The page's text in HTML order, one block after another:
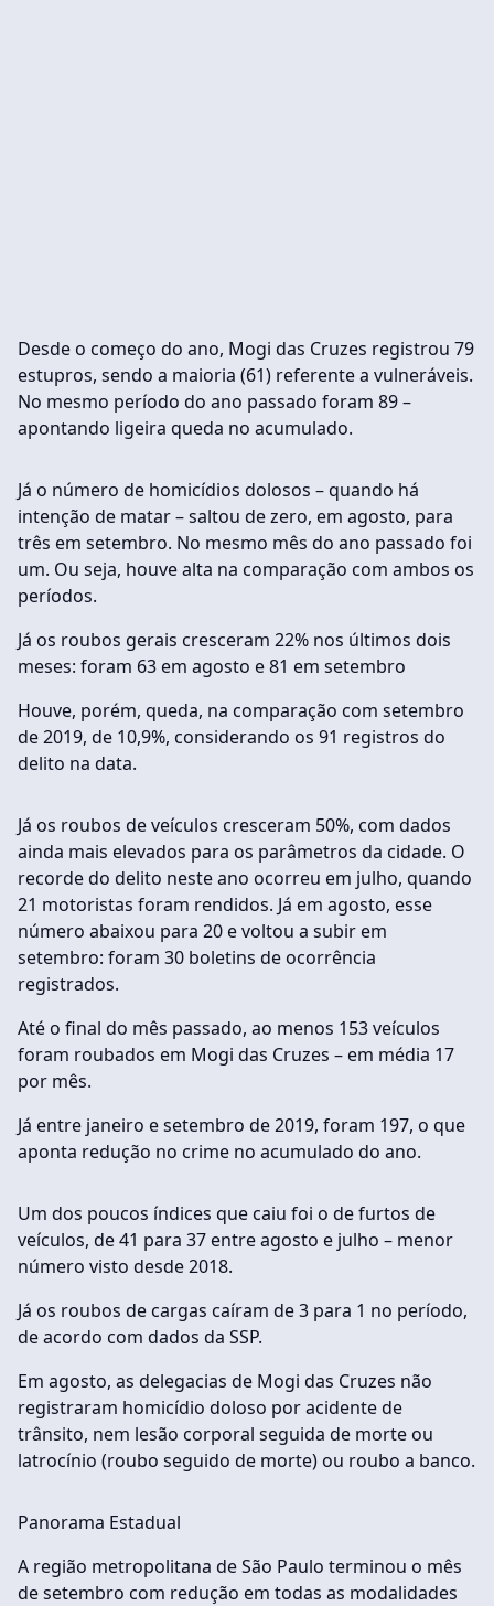
Desde o começo do ano, Mogi das Cruzes registrou 79
estupros, sendo a maioria (61) referente a vulneráveis.
No mesmo período do ano passado foram 89 –
apontando ligeira queda no acumulado.
Já o número de homicídios dolosos – quando há
intenção de matar – saltou de zero, em agosto, para
três em setembro. No mesmo mês do ano passado foi
um. Ou seja, houve alta na comparação com ambos os
períodos.
Já os roubos gerais cresceram 22% nos últimos dois
meses: foram 63 em agosto e 81 em setembro
Houve, porém, queda, na comparação com setembro
de 2019, de 10,9%, considerando os 91 registros do
delito na data.
Já os roubos de veículos cresceram 50%, com dados
ainda mais elevados para os parâmetros da cidade. O
recorde do delito neste ano ocorreu em julho, quando
21 motoristas foram rendidos. Já em agosto, esse
número abaixou para 20 e voltou a subir em
setembro: foram 30 boletins de ocorrência
registrados.
Até o final do mês passado, ao menos 153 veículos
foram roubados em Mogi das Cruzes – em média 17
por mês.
Já entre janeiro e setembro de 2019, foram 197, o que
aponta redução no crime no acumulado do ano.
Um dos poucos índices que caiu foi o de furtos de
veículos, de 41 para 37 entre agosto e julho – menor
número visto desde 2018.
Já os roubos de cargas caíram de 3 para 1 no período,
de acordo com dados da SSP.
Em agosto, as delegacias de Mogi das Cruzes não
registraram homicídio doloso por acidente de
trânsito, nem lesão corporal seguida de morte ou
latrocínio (roubo seguido de morte) ou roubo a banco.
Panorama Estadual
A região metropolitana de São Paulo terminou o mês
de setembro com redução em todas as modalidades